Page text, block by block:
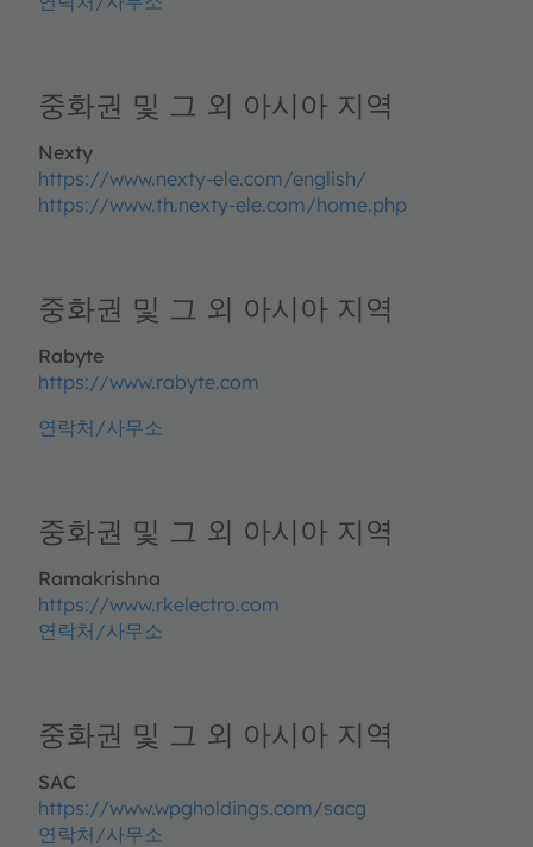
중화권 및 그 외 아시아 지역
Nexty
https://www.nexty-ele.com/english/
https://www.th.nexty-ele.com/home.php
중화권 및 그 외 아시아 지역
Rabyte
https://www.rabyte.com
연락처/사무소
중화권 및 그 외 아시아 지역
Ramakrishna
https://www.rkelectro.com
연락처/사무소
중화권 및 그 외 아시아 지역
SAC
https://www.wpgholdings.com/sacg
연락처/사무소